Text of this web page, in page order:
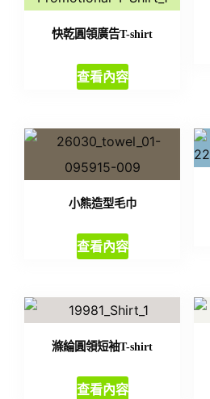
快乾圓領廣告T-shirt
查看內容
小熊造型毛巾
查看內容
滌綸圓領短袖T-shirt
查看內容